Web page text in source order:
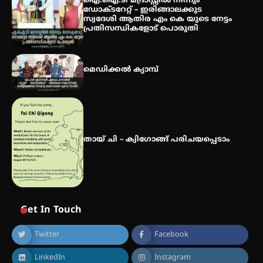
വിദ്യാർത്ഥികൾ
ബാലൻ ഹാളിൽ 16ന്
ഡോക്ടറേറ്റ് – ഇരിങ്ങാലക്കുട
സ്വദേശി ആതിര എം കെ യുടെ നേട്ടം
പ്രതിസന്ധികളോട് പൊരുതി
മെഡിക്കൽ ക്യാമ്പ്
തായ് ചി – ക്വിഗോങ്ങ് പരിചയപ്പെടാം
Get In Touch
Twitter Facebook
LinkedIn Instagram